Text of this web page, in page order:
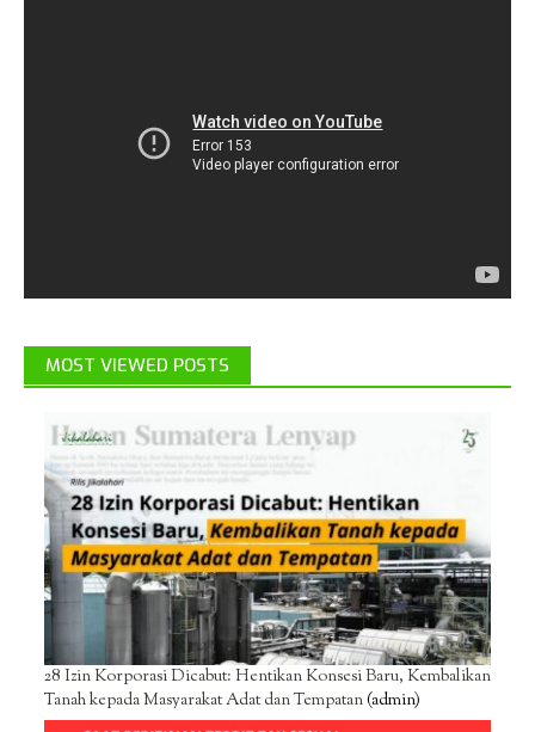
MOST VIEWED POSTS
28 Izin Korporasi Dicabut: Hentikan Konsesi Baru, Kembalikan
Tanah kepada Masyarakat Adat dan Tempatan(admin)